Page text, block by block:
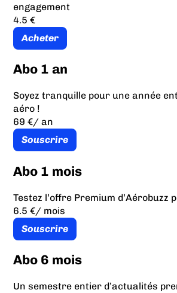
engagement
4.5 €
Acheter
Abo 1 an
Soyez tranquille pour une année
aéro !
69 €/ an
Souscrire
Abo 1 mois
Testez l’offre Premium d’Aérobuzz
6.5 €/ mois
Souscrire
Abo 6 mois
Un semestre entier d’actualités